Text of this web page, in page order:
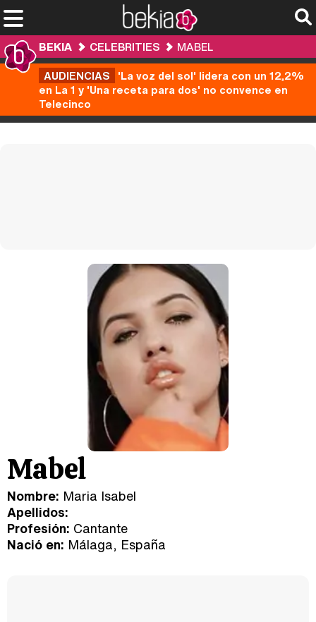
BEKIA CELEBRITIES
MABEL
AUDIENCIAS 'La voz del sol' lidera con un 12,2%
en La 1 y 'Una receta para dos' no convence en
Telecinco
Mabel
Nombre: Maria Isabel
Apellidos:
Profesión: Cantante
Nació en: Málaga, España